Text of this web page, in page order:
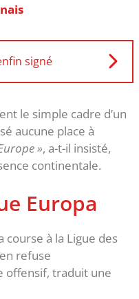
signé
le simple cadre d’un
aucune place à
», a-t-il insisté,
continentale.
Europa
course à la Ligue des
refuse
offensif, traduit une